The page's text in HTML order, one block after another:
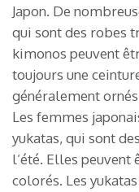
Japon. De
qui sont des robes
kimonos peuvent
toujours une
généralement
Les femmes
yukatas, qui sont
l’été. Elles peuvent
colorés. Les